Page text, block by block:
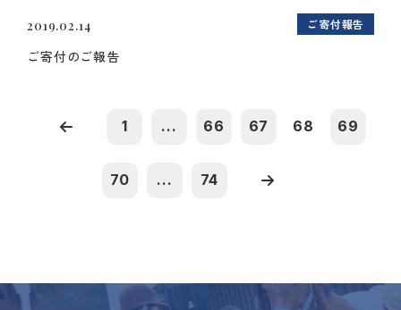
2019.02.14 ご寄付報告
ご寄付のご報告
1 ... 66 67 68 69
70 ... 74